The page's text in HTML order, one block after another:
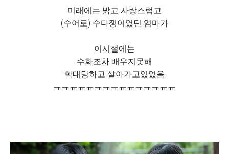
미래에는 밝고 사랑스럽고
(수어로) 수다쟁이였던 엄마가
이시절에는
수화조차 배우지못해
학대당하고 살아가고있었음
ㅠㅠㅠㅠㅠㅠㅠㅠㅠㅠㅠㅠㅠㅠㅠ